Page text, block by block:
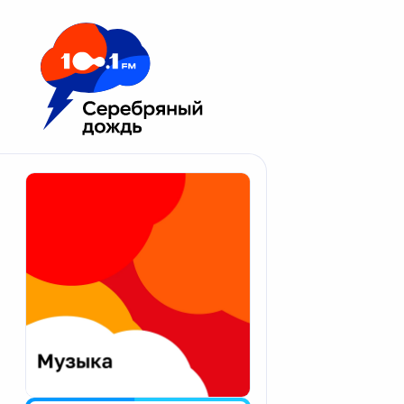
Москва 100.1 FM
Апатиты
Екатеринбург
Калининград
Калуга